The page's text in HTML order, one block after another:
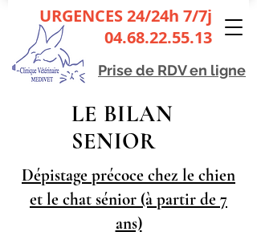
URGENCES 24/24h 7/7j
04.68.22.55.13
Prise de RDV en ligne
LE BILAN
SENIOR
Dépistage précoce chez le chien
et le chat sénior (à partir de 7
ans)